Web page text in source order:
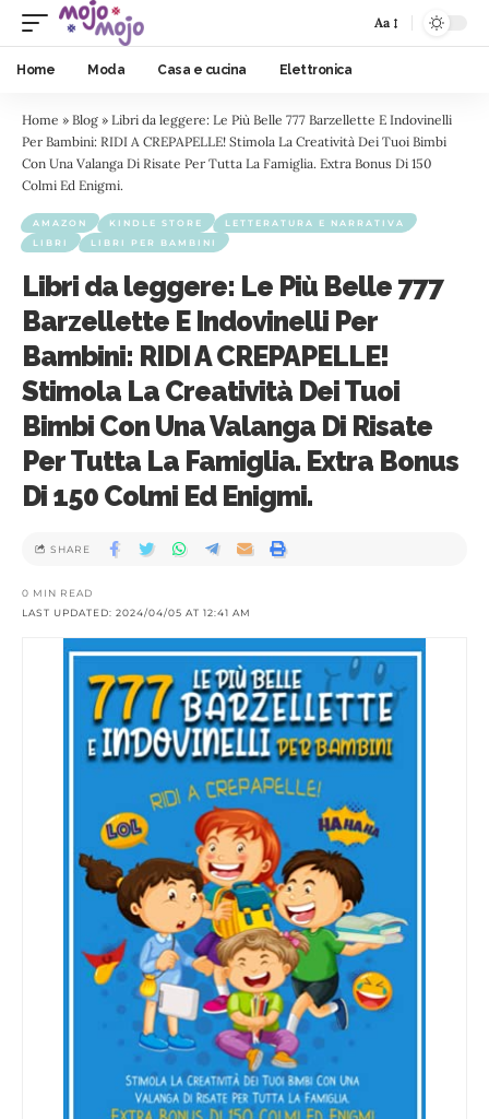
Aa
Home Moda Casa e cucina Elettronica
Home » Blog » Libri da leggere: Le Più Belle 777 Barzellette E Indovinelli
Per Bambini: RIDI A CREPAPELLE! Stimola La Creatività Dei Tuoi Bimbi
Con Una Valanga Di Risate Per Tutta La Famiglia. Extra Bonus Di 150
Colmi Ed Enigmi.
AMAZON KINDLE STORE
LETTERATURA E NARRATIVA
LIBRI
LIBRI PER BAMBINI
Libri da leggere: Le Più Belle 777
Barzellette E Indovinelli Per
Bambini: RIDI A CREPAPELLE!
Stimola La Creatività Dei Tuoi
Bimbi Con Una Valanga Di Risate
Per Tutta La Famiglia. Extra Bonus
Di 150 Colmi Ed Enigmi.
LAST UPDATED: 2024/04/05 AT 12:41 AM
0 MIN READ
SHARE